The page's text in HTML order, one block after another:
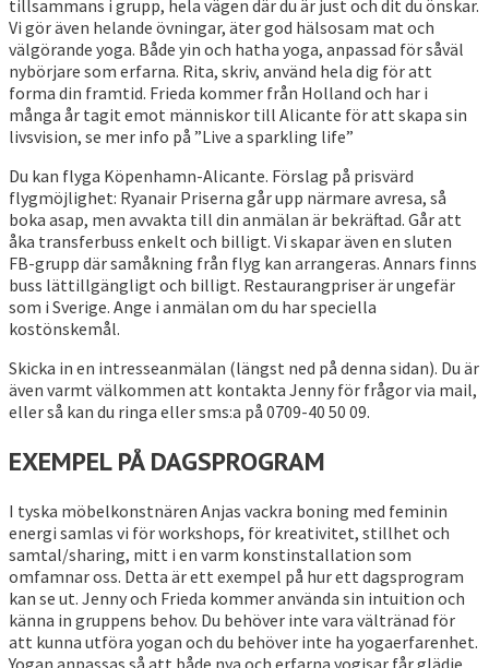
tillsammans i grupp, hela vägen där du är just och dit du önskar.
Vi gör även helande övningar, äter god hälsosam mat och
välgörande yoga. Både yin och hatha yoga, anpassad för såväl
nybörjare som erfarna. Rita, skriv, använd hela dig för att
forma din framtid. Frieda kommer från Holland och har i
många år tagit emot människor till Alicante för att skapa sin
livsvision, se mer info på ”Live a sparkling life”
Du kan flyga Köpenhamn-Alicante. Förslag på prisvärd
flygmöjlighet: Ryanair Priserna går upp närmare avresa, så
boka asap, men avvakta till din anmälan är bekräftad. Går att
åka transferbuss enkelt och billigt. Vi skapar även en sluten
FB-grupp där samåkning från flyg kan arrangeras. Annars finns
buss lättillgängligt och billigt. Restaurangpriser är ungefär
som i Sverige. Ange i anmälan om du har speciella
kostönskemål.
Skicka in en intresseanmälan (längst ned på denna sidan). Du är
även varmt välkommen att kontakta Jenny för frågor via mail,
eller så kan du ringa eller sms:a på 0709-40 50 09.
EXEMPEL PÅ DAGSPROGRAM
I tyska möbelkonstnären Anjas vackra boning med feminin
energi samlas vi för workshops, för kreativitet, stillhet och
samtal/sharing, mitt i en varm konstinstallation som
omfamnar oss. Detta är ett exempel på hur ett dagsprogram
kan se ut. Jenny och Frieda kommer använda sin intuition och
känna in gruppens behov. Du behöver inte vara vältränad för
att kunna utföra yogan och du behöver inte ha yogaerfarenhet.